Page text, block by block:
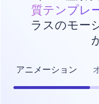
質テンプレ
ラスのモー
アニメーション